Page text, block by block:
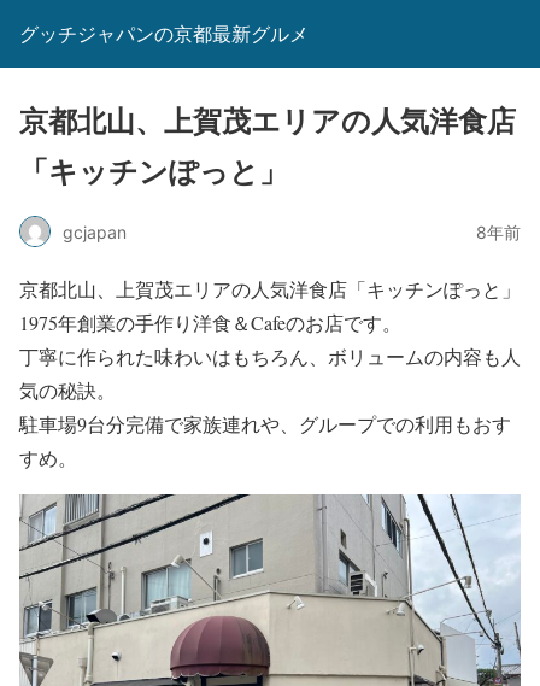
グッチジャパンの京都最新グルメ
京都北山、上賀茂エリアの人気洋食店
「キッチンぽっと」
gcjapan 8年前
京都北山、上賀茂エリアの人気洋食店「キッチンぽっと」
1975年創業の手作り洋食＆Cafeのお店です。
丁寧に作られた味わいはもちろん、ボリュームの内容も人
気の秘訣。
駐車場9台分完備で家族連れや、グループでの利用もおす
すめ。